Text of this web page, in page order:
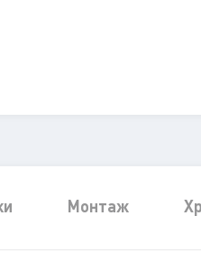
Монтаж